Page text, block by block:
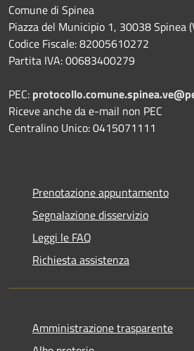
Comune di Spinea
Piazza del Municipio 1, 30038 Spinea
Codice Fiscale: 82005610272
Partita IVA: 00683400279
PEC:
Riceve anche da e-mail non PEC
Centralino Unico: 0415071111
Prenotazione appuntamento
Segnalazione disservizio
Leggi le FAQ
Richiesta assistenza
Amministrazione trasparente